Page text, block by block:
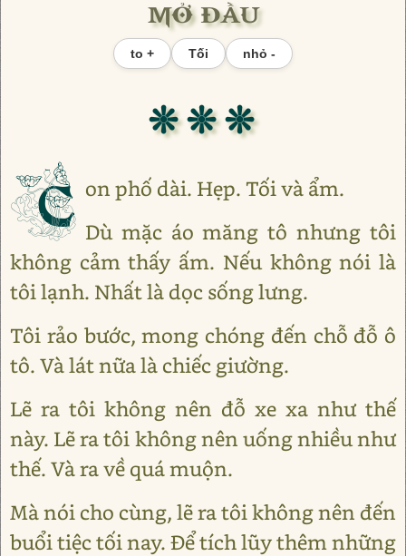
MỞ ĐẦU
to + Tối nhỏ -
❊ ❊ ❊
C on phố dài. Hẹp. Tối và ẩm.
Dù mặc áo măng tô nhưng tôi
không cảm thấy ấm. Nếu không nói là
tôi lạnh. Nhất là dọc sống lưng.
Tôi rảo bước, mong chóng đến chỗ đỗ ô
tô. Và lát nữa là chiếc giường.
Lẽ ra tôi không nên đỗ xe xa như thế
này. Lẽ ra tôi không nên uống nhiều như
thế. Và ra về quá muộn.
Mà nói cho cùng, lẽ ra tôi không nên đến
buổi tiệc tối nay. Để tích lũy thêm những